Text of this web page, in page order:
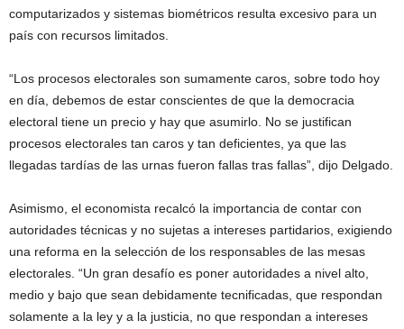
computarizados y sistemas biométricos resulta excesivo para un
país con recursos limitados.
“Los procesos electorales son sumamente caros, sobre todo hoy
en día, debemos de estar conscientes de que la democracia
electoral tiene un precio y hay que asumirlo. No se justifican
procesos electorales tan caros y tan deficientes, ya que las
llegadas tardías de las urnas fueron fallas tras fallas”, dijo Delgado.
Asimismo, el economista recalcó la importancia de contar con
autoridades técnicas y no sujetas a intereses partidarios, exigiendo
una reforma en la selección de los responsables de las mesas
electorales. “Un gran desafío es poner autoridades a nivel alto,
medio y bajo que sean debidamente tecnificadas, que respondan
solamente a la ley y a la justicia, no que respondan a intereses